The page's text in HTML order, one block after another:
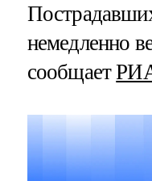
немедленно
сообщает